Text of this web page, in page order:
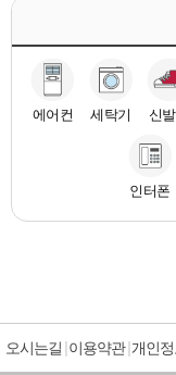
에어컨 세탁기 신
인터폰
오시는길 이용약관 개인